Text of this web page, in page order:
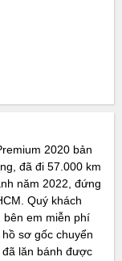
2020 bản
đã đi 57.000 km
năm 2022, đứng
Quý khách
bên em miễn phí
sơ gốc chuyển
lăn bánh được